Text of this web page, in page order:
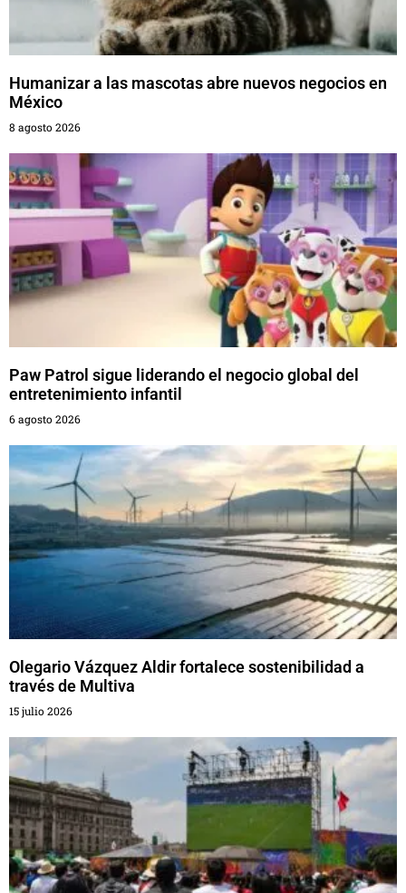
Humanizar a las mascotas abre nuevos negocios en
México
8 agosto 2026
Paw Patrol sigue liderando el negocio global del
entretenimiento infantil
6 agosto 2026
Olegario Vázquez Aldir fortalece sostenibilidad a
través de Multiva
15 julio 2026